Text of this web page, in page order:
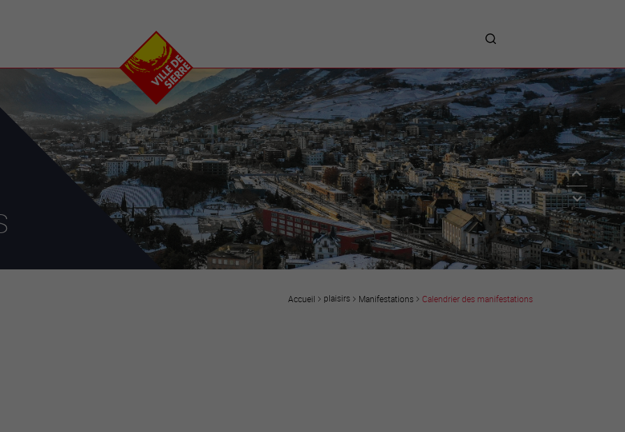
2028
Manifestations
Art et culture
Sport et loisirs
Vins, gastronomie et
séjours
Clubs et associations
Nature
Projets
Chantiers en ville
Plan directeur du
centre-ville
Prestations
Avantages
Unternehmen :
Willkommen!
Companies : Welcome!
Imprese : benvenute!
Accueil plaisirs Manifestations Calendrier des manifestations